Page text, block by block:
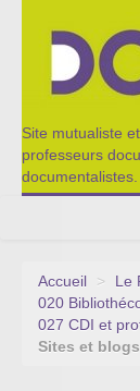
Site mutualiste
professeurs
documentalistes.
Le Portillon
Agenda
Accueil > Le
020
027 CDI et
Sites et